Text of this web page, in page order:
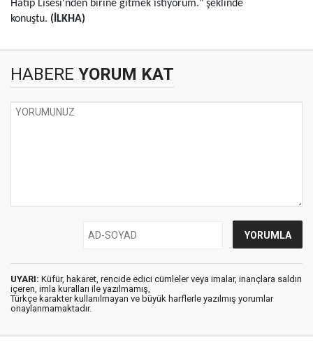
Hatip Lisesi'nden birine gitmek istiyorum." şeklinde
konuştu. (İLKHA)
HABERE YORUM KAT
UYARI: Küfür, hakaret, rencide edici cümleler veya imalar, inançlara saldırı
içeren, imla kuralları ile yazılmamış,
Türkçe karakter kullanılmayan ve büyük harflerle yazılmış yorumlar
onaylanmamaktadır.